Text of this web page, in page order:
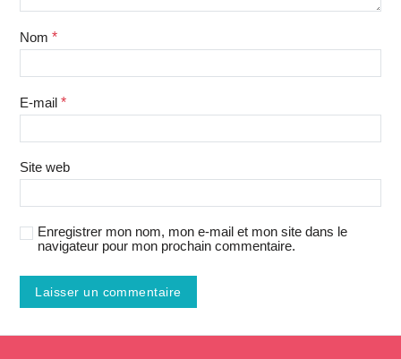
Nom *
E-mail *
Site web
Enregistrer mon nom, mon e-mail et mon site dans le
navigateur pour mon prochain commentaire.